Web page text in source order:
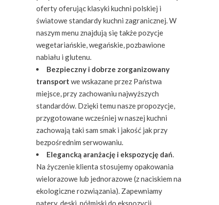
oferty oferując klasyki kuchni polskiej i
światowe standardy kuchni zagranicznej. W
naszym menu znajdują się także pozycje
wegetariańskie, wegańskie, pozbawione
nabiału i glutenu.
Bezpieczny i dobrze zorganizowany
transport we wskazane przez Państwa
miejsce, przy zachowaniu najwyższych
standardów. Dzięki temu nasze propozycje,
przygotowane wcześniej w naszej kuchni
zachowają taki sam smak i jakość jak przy
bezpośrednim serwowaniu.
Elegancką aranżację i ekspozycję dań.
Na życzenie klienta stosujemy opakowania
wielorazowe lub jednorazowe (z naciskiem na
ekologiczne rozwiązania). Zapewniamy
patery, deski, półmiski do ekspozycji